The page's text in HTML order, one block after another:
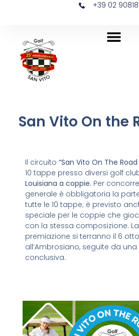
+39 02
San Vito On the
Il circuito “San Vito On The Road
10 tappe presso diversi golf
Louisiana a coppie. Per
generale è obbligatoria la
tutte le 10 tappe; è previsto
speciale per le coppie che
con la stessa composizione.
premiazione si terranno il 6
all’Ambrosiano, seguite da
conclusiva.